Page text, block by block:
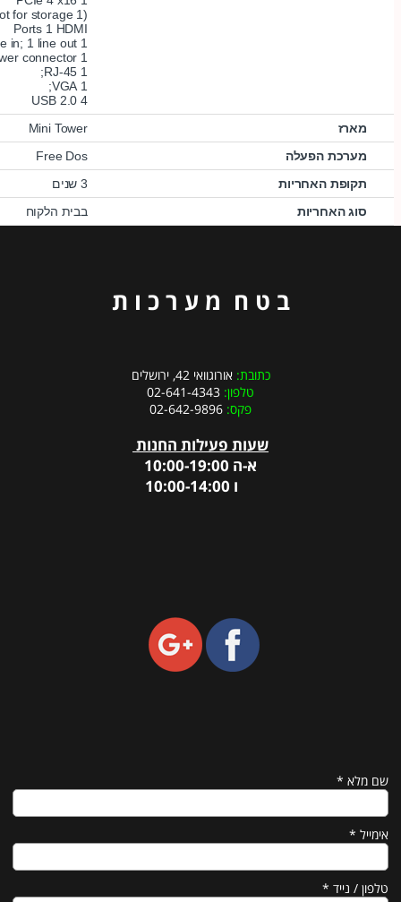
(1 M.2 slot for WLAN and 1 M.2 2242/2280 slot for storage.)
Ports 1 HDMI
1 line in; 1 line out;
1 power connector;
1 RJ-45;
1 VGA;
4 USB 2.0
מארז
Mini Tower
מערכת הפעלה
Free Dos
תקופת האחריות
3 שנים
סוג האחריות
בבית הלקוח
ב ט ח מ ע ר כ ו ת
כתובת:אורוגוואי 42, ירושלים
טלפון: 02-641-4343
פקס:
שעות פעילות החנות
א-ה 10:00-19:00
ו 10:00-14:00
שם מלא *
אימייל *
טלפון / נייד *